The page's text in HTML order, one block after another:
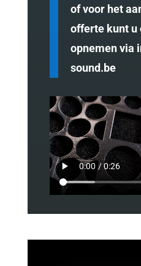
of voor het
offerte kunt u
opnemen via
sound.be